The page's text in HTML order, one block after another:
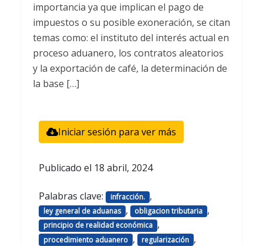
importancia ya que implican el pago de
impuestos o su posible exoneración, se citan
temas como: el instituto del interés actual en
proceso aduanero, los contratos aleatorios
y la exportación de café, la determinación de
la base […]
Iniciar sesión para ver más
Publicado el 18 abril, 2024
Palabras clave: infracción. ,
ley general de aduanas , obligacion tributaria ,
principio de realidad económica ,
procedimiento aduanero , regularización ,